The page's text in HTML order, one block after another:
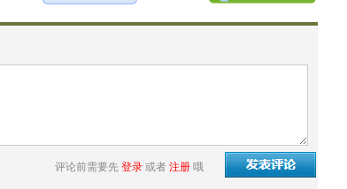
评论前需要先 登录 或者 注册 哦